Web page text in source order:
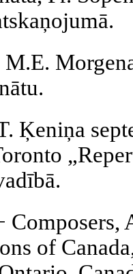
Ķeniņa
Composers,
of